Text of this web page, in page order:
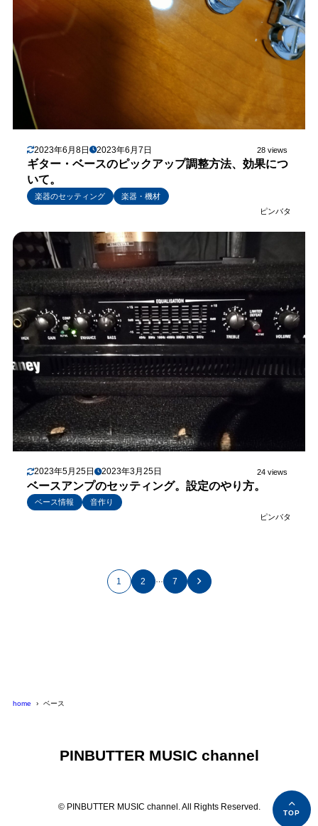
2023年6月8日 2023年6月7日 28 views
ギター・ベースのピックアップ調整方法、効果につ
いて。
楽器のセッティング
楽器・機材
ピンバタ
2023年5月25日 2023年3月25日 24 views
ベースアンプのセッティング。設定のやり方。
ベース情報
音作り
ピンバタ
1 2 … 7
home ベース
PINBUTTER MUSIC channel
© PINBUTTER MUSIC channel. All Rights Reserved.